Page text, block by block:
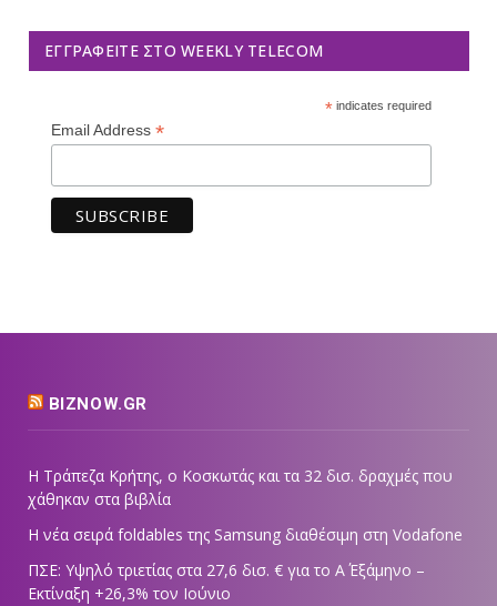
ΕΓΓΡΑΦΕΊΤΕ ΣΤΟ WEEKLY TELECOM
*indicates required
Email Address *
BIZNOW.GR
Η Τράπεζα Κρήτης, ο Κοσκωτάς και τα 32 δισ. δραχμές που
χάθηκαν στα βιβλία
Η νέα σειρά foldables της Samsung διαθέσιμη στη Vodafone
ΠΣΕ: Υψηλό τριετίας στα 27,6 δισ. € για το Α΄ Εξάμηνο –
Εκτίναξη +26,3% τον Ιούνιο